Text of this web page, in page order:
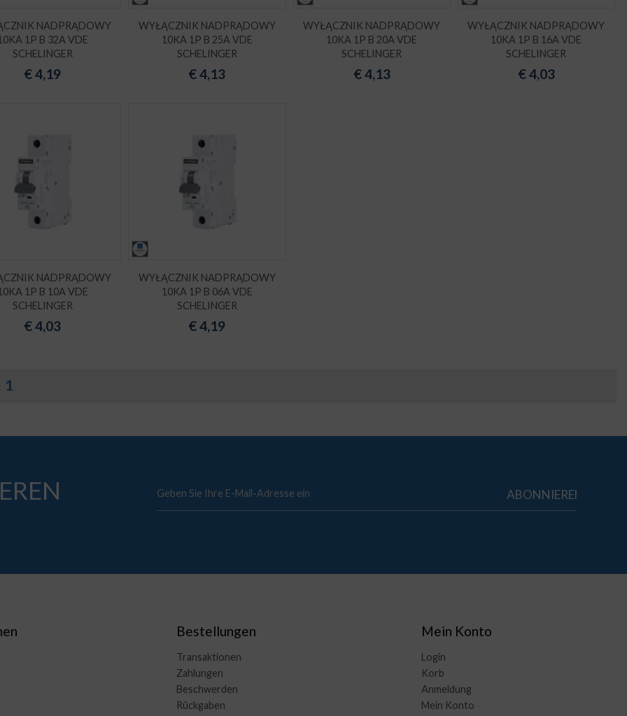
NADPRĄDOWY
1P B 32A VDE
SCHELINGER
€4,19
WYŁĄCZNIK NADPRĄDOWY
10KA 1P B 25A VDE
SCHELINGER
€4,13
WYŁĄCZNIK NADPRĄDOWY
10KA 1P B 20A VDE
SCHELINGER
€4,13
WYŁĄCZNIK NADPRĄDOWY
10KA 1P B 16A VDE
SCHELINGER
€4,03
NADPRĄDOWY
1P B 10A VDE
SCHELINGER
€4,03
WYŁĄCZNIK NADPRĄDOWY
10KA 1P B 06A VDE
SCHELINGER
€4,19
1
Bestellungen
Transaktionen
Zahlungen
Beschwerden
Rückgaben
Mein Konto
Login
Korb
Anmeldung
Mein Konto